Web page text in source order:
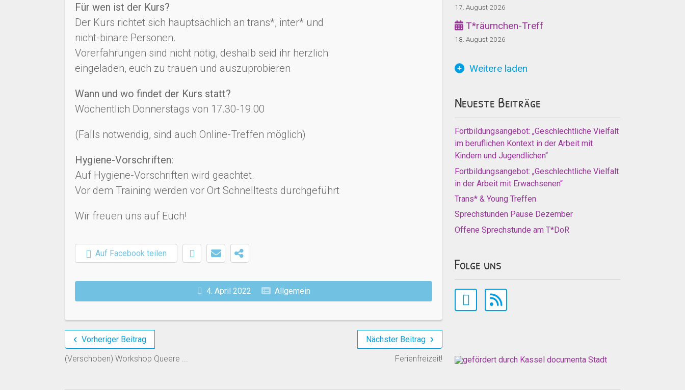
Für wen ist der Kurs?
Der Kurs richtet sich hauptsächlich an trans*, inter* und
nicht-binäre Personen.
Vorerfahrungen sind nicht nötig, deshalb seid ihr herzlich
eingeladen, euch zu trauen und auszuprobieren
Wann und wo findet der Kurs statt?
Wöchentlich Donnerstags von 17.30-19.00
(Falls notwendig, sind auch Online-Treffen möglich)
Hygiene-Vorschriften:
Auf Hygiene-Vorschriften wird geachtet.
Vor dem Training werden vor Ort Schnelltests durchgeführt
Wir freuen uns auf Euch!
Auf Facebook teilen
4. April 2022 Allgemein
Vorheriger Beitrag
(Verschoben) Workshop Queere ...
Nächster Beitrag
Ferienfreizeit!
17. August 2026
T*räumchen-Treff
18. August 2026
Weitere laden
Neueste Beiträge
Fortbildungsangebot: „Geschlechtliche Vielfalt
im beruflichen Kontext in der Arbeit mit
Kindern und Jugendlichen“
Fortbildungsangebot: „Geschlechtliche Vielfalt
in der Arbeit mit Erwachsenen“
Trans* & Young Treffen
Sprechstunden Pause Dezember
Offene Sprechstunde am T*DoR
Folge uns